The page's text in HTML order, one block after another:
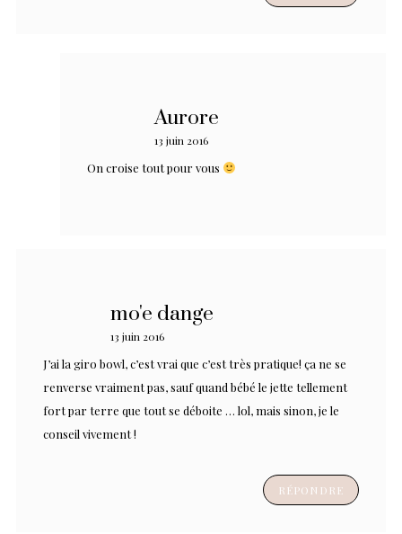
Aurore
13 juin 2016
On croise tout pour vous
mo'e dange
13 juin 2016
J’ai la giro bowl, c’est vrai que c’est très pratique! ça ne se
renverse vraiment pas, sauf quand bébé le jette tellement
fort par terre que tout se déboite … lol, mais sinon, je le
conseil vivement !
RÉPONDRE